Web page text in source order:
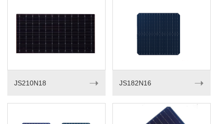
JS210N18 ➝ JS182N16 ➝